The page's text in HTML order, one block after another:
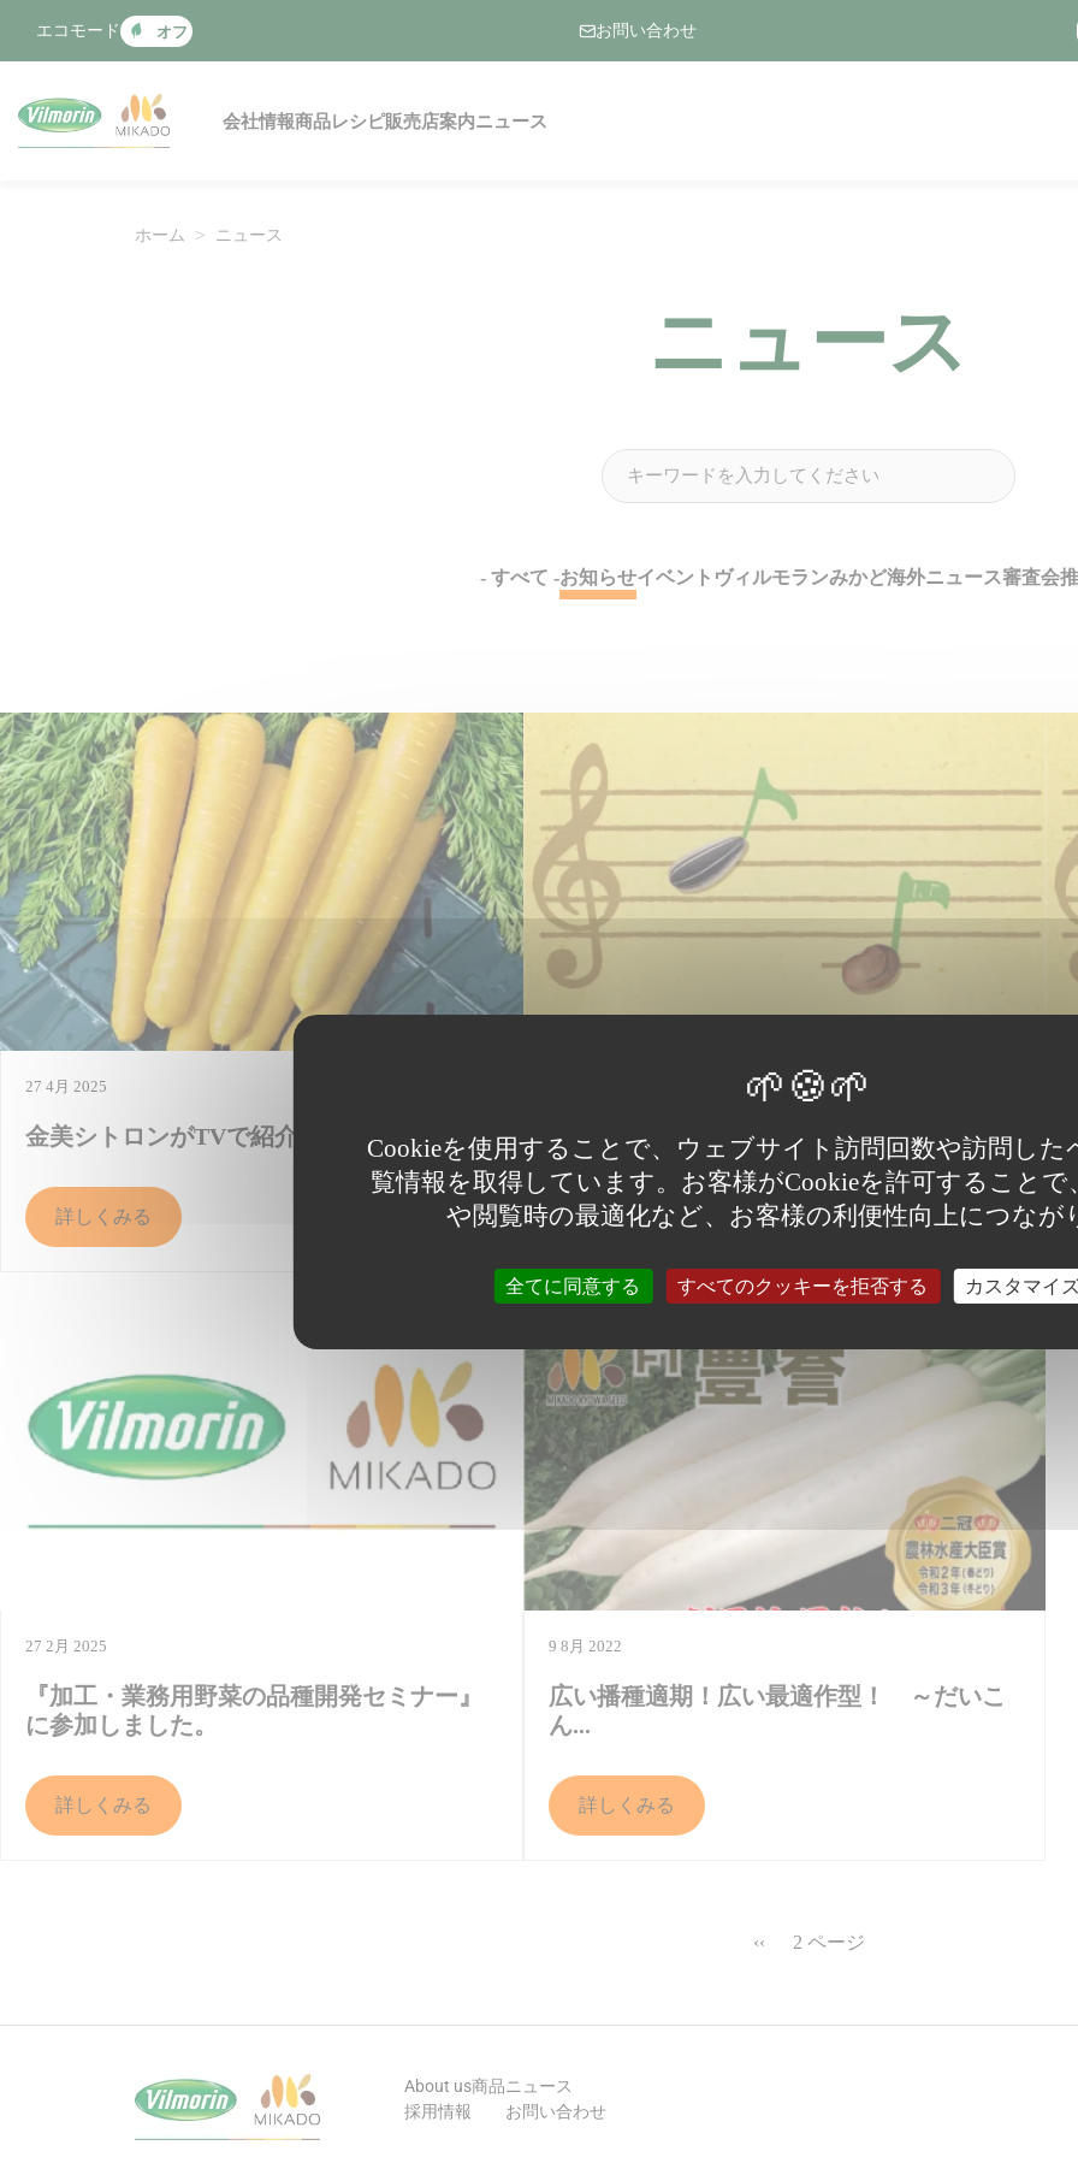
エコモード オフ お問い合わせ
Main navigation
会社情報商品レシピ販売店案内ニュース
ホーム ニュース
ニュース
- すべて -お知らせイベント ヴィルモランみかど海外ニュース審査会
27 4月 2025
金美シトロンがTVで紹介されました
詳しくみる
4月10日は…
詳しくみる
27 2月 2025
『加工・業務用野菜の品種開発セミナー』
に参加しました。
詳しくみる
9 8月 2022
広い播種適期！広い最適作型！ ～だいこ
ん...
詳しくみる
前ページ
‹‹ 2 ページ
About us
採用情報
商品ニュース
お問い合わせ
クッキー利用の管理について
Cookieを使用することで、ウェブサイト訪問回数や訪問した
覧情報を取得しています。お客様がCookieを許可することで
や閲覧時の最適化など、お客様の利便性向上につなが
全てに同意する すべてのクッキーを拒否する カスタマイ